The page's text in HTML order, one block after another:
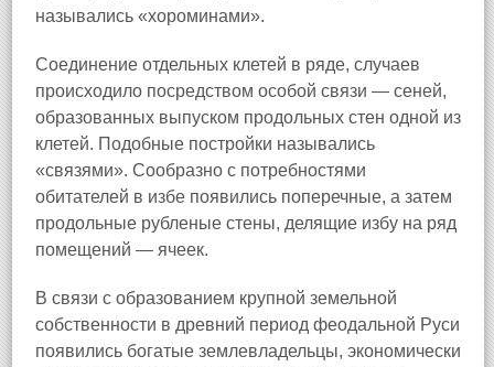
назывались «хороминами».
Соединение отдельных клетей в ряде, случаев
происходило посредством особой связи — сеней,
образованных выпуском продольных стен одной из
клетей. Подобные постройки назывались
«связями». Сообразно с потребностями
обитателей в избе появились поперечные, а затем
продольные рубленые стены, делящие избу на ряд
помещений — ячеек.
В связи с образованием крупной земельной
собственности в древний период феодальной Руси
появились богатые землевладельцы, экономически